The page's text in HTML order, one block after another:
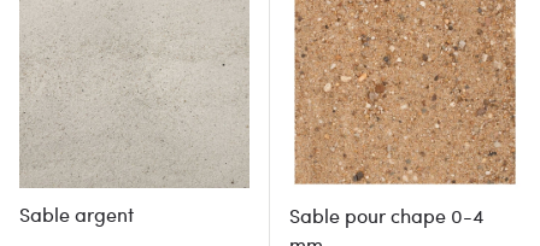
Sable argent
Sable pour chape 0-4